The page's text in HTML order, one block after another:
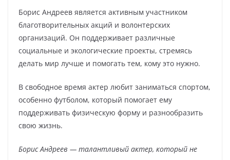
Борис Андреев является активным участником
благотворительных акций и волонтерских
организаций. Он поддерживает различные
социальные и экологические проекты, стремясь
делать мир лучше и помогать тем, кому это нужно.
В свободное время актер любит заниматься спортом,
особенно футболом, который помогает ему
поддерживать физическую форму и разнообразить
свою жизнь.
Борис Андреев — талантливый актер, который не